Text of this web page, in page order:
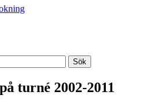
turné 2002-2011